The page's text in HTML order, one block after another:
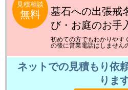
見積相談
無料
墓石への出張戒
び・お庭のお手
初めての方でもわかりやす
の後に営業電話はしません
ネットでの見積もり依
りま